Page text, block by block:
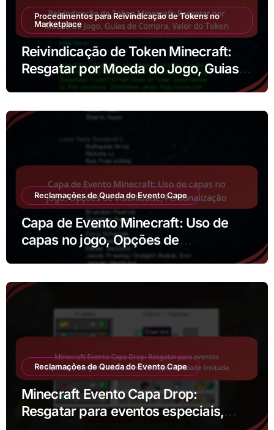
Procedimentos para Reivindicação de Tokens no
Marketplace
Reivindicação de Token Minecraft:
Resgatar por Moeda do Jogo, Guias
de Compra, Valor do Token
Reclamações de Queda do Evento Cape
Capa de Evento Minecraft: Uso de
capas no jogo, Opções de
visibilidade, Personalização
Reclamações de Queda do Evento Cape
Minecraft Evento Capa Drop:
Resgatar para eventos especiais,